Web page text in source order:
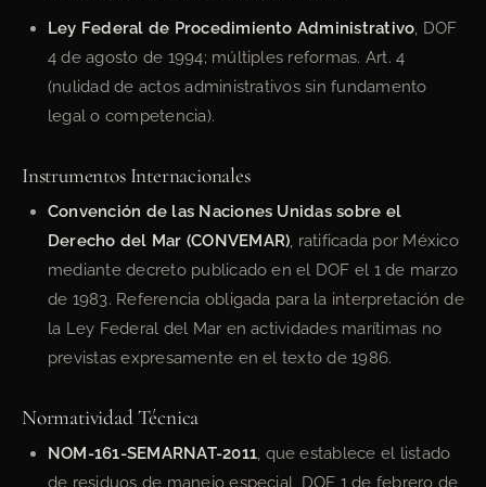
Ley Federal de Procedimiento Administrativo , DOF
4 de agosto de 1994; múltiples reformas. Art. 4
(nulidad de actos administrativos sin fundamento
legal o competencia).
Instrumentos Internacionales
Convención de las Naciones Unidas sobre el
Derecho del Mar (CONVEMAR) , ratificada por México
mediante decreto publicado en el DOF el 1 de marzo
de 1983. Referencia obligada para la interpretación de
la Ley Federal del Mar en actividades marítimas no
previstas expresamente en el texto de 1986.
Normatividad Técnica
NOM-161-SEMARNAT-2011 , que establece el listado
de residuos de manejo especial, DOF 1 de febrero de